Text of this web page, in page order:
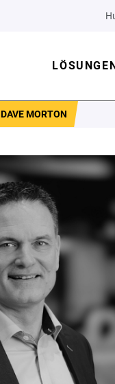
DAVE MORTON